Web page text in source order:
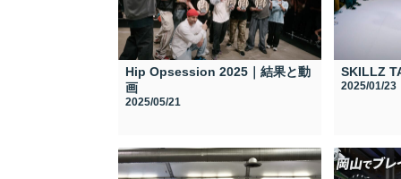
Hip Opsession 2025｜結果と動
画
2025/05/21
SKILLZ
2025/01/23